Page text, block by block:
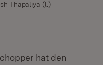
Thapaliya (l.)
hat den